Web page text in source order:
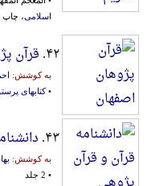
اسلامی، چاپ اول،
۴۲. قرآن
به کوشش:
•کتابهای
۴۳.
به کوشش:
• 2 جلد